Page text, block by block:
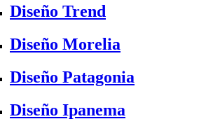
Diseño Trend
Diseño Morelia
Diseño Patagonia
Diseño Ipanema